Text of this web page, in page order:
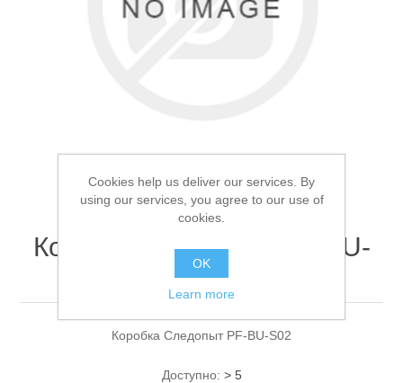
Аксессуары для лодок
Коробка Следопыт PF-BU-
S02
Коробка Следопыт PF-BU-S02
Доступно: > 5
Cookies help us deliver our services. By
using our services, you agree to our use of
cookies.
OK
Learn more